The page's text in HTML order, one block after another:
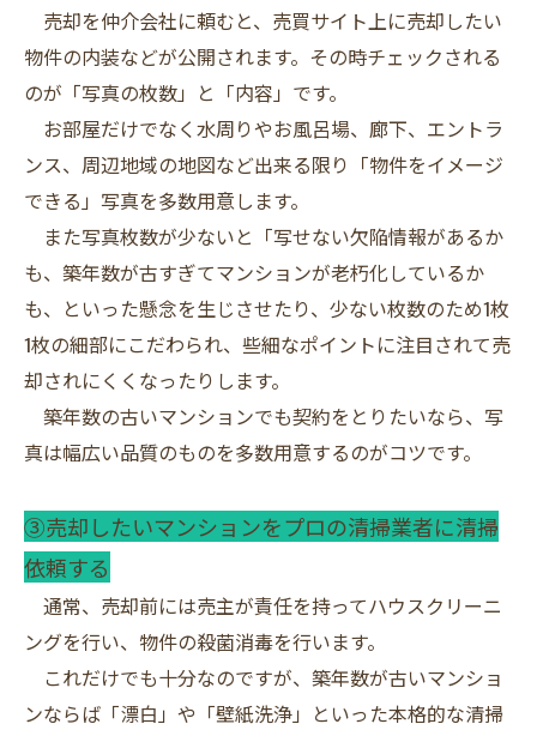
売却を仲介会社に頼むと、売買サイト上に売却したい
物件の内装などが公開されます。その時チェックされる
のが「写真の枚数」と「内容」です。
お部屋だけでなく水周りやお風呂場、廊下、エントラ
ンス、周辺地域の地図など出来る限り「物件をイメージ
できる」写真を多数用意します。
また写真枚数が少ないと「写せない欠陥情報があるか
も、築年数が古すぎてマンションが老朽化しているか
も、といった懸念を生じさせたり、少ない枚数のため1枚
1枚の細部にこだわられ、些細なポイントに注目されて売
却されにくくなったりします。
築年数の古いマンションでも契約をとりたいなら、写
真は幅広い品質のものを多数用意するのがコツです。
③売却したいマンションをプロの清掃業者に清掃
依頼する
通常、売却前には売主が責任を持ってハウスクリーニ
ングを行い、物件の殺菌消毒を行います。
これだけでも十分なのですが、築年数が古いマンショ
ンならば「漂白」や「壁紙洗浄」といった本格的な清掃